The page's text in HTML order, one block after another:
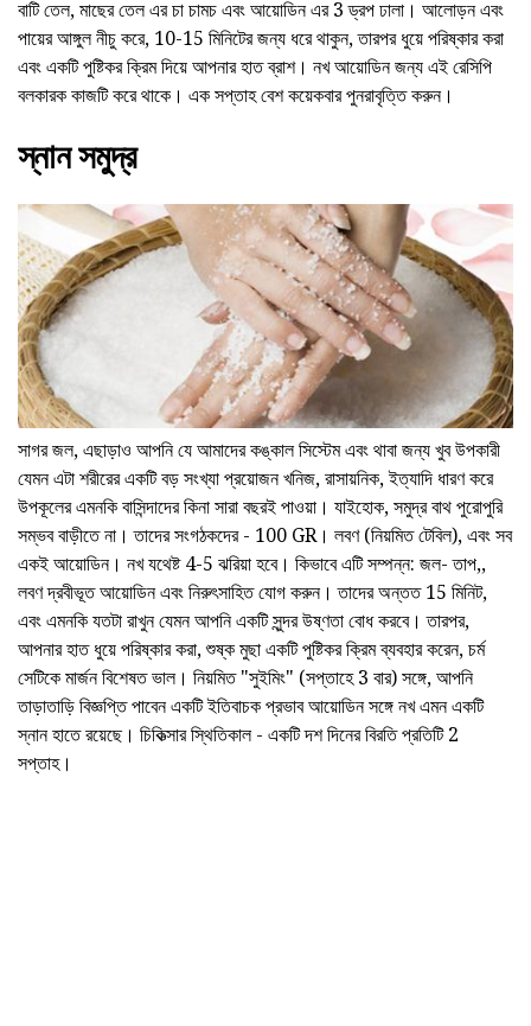
বাটি তেল, মাছের তেল এর চা চামচ এবং আয়োডিন এর 3 ড্রপ ঢালা। আলোড়ন এবং
পায়ের আঙ্গুল নীচু করে, 10-15 মিনিটের জন্য ধরে থাকুন, তারপর ধুয়ে পরিষ্কার করা
এবং একটি পুষ্টিকর ক্রিম দিয়ে আপনার হাত ব্রাশ। নখ আয়োডিন জন্য এই রেসিপি
বলকারক কাজটি করে থাকে। এক সপ্তাহ বেশ কয়েকবার পুনরাবৃত্তি করুন।
স্নান সমুদ্র
সাগর জল, এছাড়াও আপনি যে আমাদের কঙ্কাল সিস্টেম এবং থাবা জন্য খুব উপকারী
যেমন এটা শরীরের একটি বড় সংখ্যা প্রয়োজন খনিজ, রাসায়নিক, ইত্যাদি ধারণ করে
উপকূলের এমনকি বাসিন্দাদের কিনা সারা বছরই পাওয়া। যাইহোক, সমুদ্র বাথ পুরোপুরি
সম্ভব বাড়ীতে না। তাদের সংগঠকদের - 100 GR। লবণ (নিয়মিত টেবিল), এবং সব
একই আয়োডিন। নখ যথেষ্ট 4-5 ঝরিয়া হবে। কিভাবে এটি সম্পন্ন: জল- তাপ,,
লবণ দ্রবীভূত আয়োডিন এবং নিরুৎসাহিত যোগ করুন। তাদের অন্তত 15 মিনিট,
এবং এমনকি যতটা রাখুন যেমন আপনি একটি সুন্দর উষ্ণতা বোধ করবে। তারপর,
আপনার হাত ধুয়ে পরিষ্কার করা, শুষ্ক মুছা একটি পুষ্টিকর ক্রিম ব্যবহার করেন, চর্ম
সেটিকে মার্জন বিশেষত ভাল। নিয়মিত "সুইমিং" (সপ্তাহে 3 বার) সঙ্গে, আপনি
তাড়াতাড়ি বিজ্ঞপ্তি পাবেন একটি ইতিবাচক প্রভাব আয়োডিন সঙ্গে নখ এমন একটি
স্নান হাতে রয়েছে। চিকিত্সার স্থিতিকাল - একটি দশ দিনের বিরতি প্রতিটি 2
সপ্তাহ।